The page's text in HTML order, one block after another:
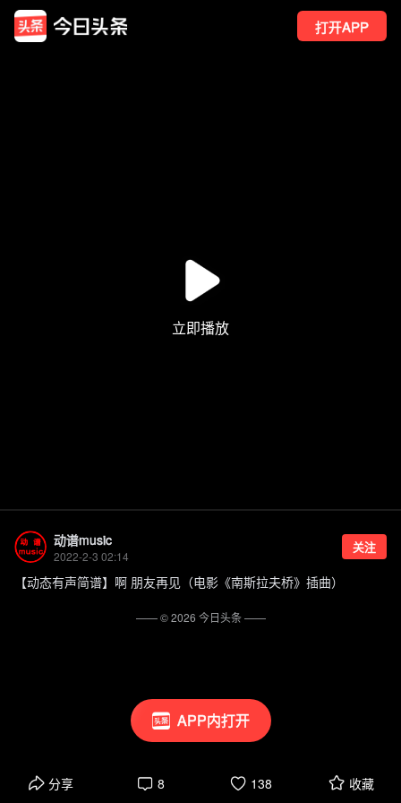
打开APP
APP内打开
动谱music
2022-2-3 02:14
关注
【动态有声简谱】啊 朋友再见（电影《南斯拉夫桥》插曲）
分享 8 138 收藏
—— ©2026 今日头条——